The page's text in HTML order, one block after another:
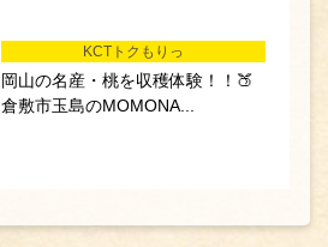
KCTトクもりっ
岡山の名産・桃を収穫体験！！🍑
倉敷市玉島のMOMONA...